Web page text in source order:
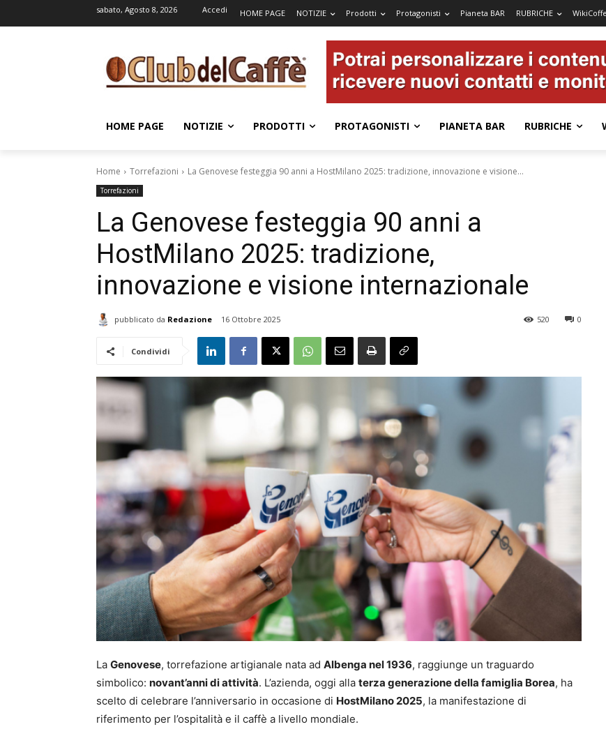
sabato, Agosto 8, 2026 Accedi HOME PAGE NOTIZIE Prodotti Protagonisti Pianeta BAR RUBRICHE
HOME PAGE NOTIZIE PRODOTTI PROTAGONISTI PIANETA BAR RUBRICHE
Home Torrefazioni La Genovese festeggia 90 anni a HostMilano 2025: tradizione, innovazione e visione...
Torrefazioni
La Genovese festeggia 90 anni a
HostMilano 2025: tradizione,
innovazione e visione internazionale
pubblicato da Redazione 16 Ottobre 2025 0
520
Condividi
La Genovese, torrefazione artigianale nata ad Albenga nel 1936, raggiunge un traguardo
simbolico: novant’anni di attività. L’azienda, oggi alla terza generazione della famiglia Borea, ha
scelto di celebrare l’anniversario in occasione di HostMilano 2025, la manifestazione di
riferimento per l’ospitalità e il caffè a livello mondiale.